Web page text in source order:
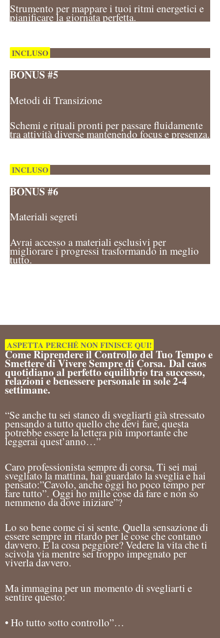
Strumento per mappare i tuoi ritmi energetici e
pianificare la giornata perfetta.
INCLUSO
BONUS #5
Metodi di Transizione
Schemi e rituali pronti per passare fluidamente
tra attività diverse mantenendo focus e presenza.
INCLUSO
BONUS #6
Materiali segreti
Avrai accesso a materiali esclusivi per
migliorare i progressi trasformando in meglio
tutto.
ASPETTA PERCHÉ NON FINISCE QUI!
Come Riprendere il Controllodel Tuo Tempo e
Smettere di Vivere Sempre di Corsa.Dal caos
quotidiano al perfetto equilibrio tra successo,
relazioni e benessere personale in sole 2-4
settimane.
“Se anche tu sei stanco di svegliarti già stressato
pensando a tutto quello che devi fare, questa
potrebbe essere la lettera più importante che
leggerai quest’anno…”
Caro professionista sempre di corsa, Ti sei mai
svegliato la mattina, hai guardato la sveglia e hai
pensato:”Cavolo, anche oggi ho poco tempo per
fare tutto”.Oggi ho mille cose da fare e non so
nemmeno da dove iniziare”?
Lo so bene come ci si sente. Quella sensazione di
essere sempre in ritardo per le cose che contano
davvero. E la cosa peggiore? Vedere la vita che ti
scivola via mentre sei troppo impegnato per
viverla davvero.
Ma immagina per un momento di svegliarti e
sentire questo:
• Ho tutto sotto controllo”…